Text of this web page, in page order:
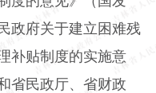
政府关于建立困难残
补贴制度的实施意
省民政厅、省财政